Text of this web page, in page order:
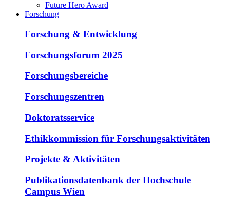
Future Hero Award
Forschung
Forschung & Entwicklung
Forschungsforum 2025
Forschungsbereiche
Forschungszentren
Doktoratsservice
Ethikkommission für Forschungsaktivitäten
Projekte & Aktivitäten
Publikationsdatenbank der Hochschule
Campus Wien